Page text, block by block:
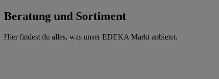
Beratung und Sortiment
Hier findest du alles, was unser EDEKA Markt anbietet.